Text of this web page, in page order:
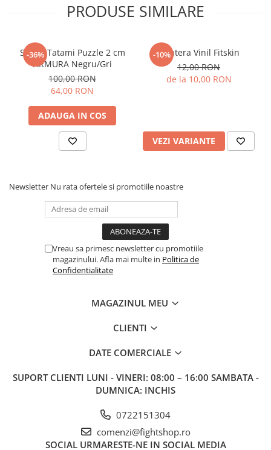
PRODUSE SIMILARE
-36%
Saltea Tatami Puzzle 2 cm
ARMURA Negru/Gri
100,00 RON
64,00 RON
ADAUGA IN COS
-10%
Gantera Vinil Fitskin
12,00 RON
de la 10,00 RON
VEZI VARIANTE
Newsletter Nu rata ofertele si promotiile noastre
Vreau sa primesc newsletter cu promotiile
magazinului. Afla mai multe in Politica de
Confidentialitate
MAGAZINUL MEU
CLIENTI
DATE COMERCIALE
SUPORT CLIENTI LUNI - VINERI: 08:00 – 16:00 SAMBATA -
DUMNICA: INCHIS
0722151304
comenzi@fightshop.ro
SOCIAL URMARESTE-NE IN SOCIAL MEDIA